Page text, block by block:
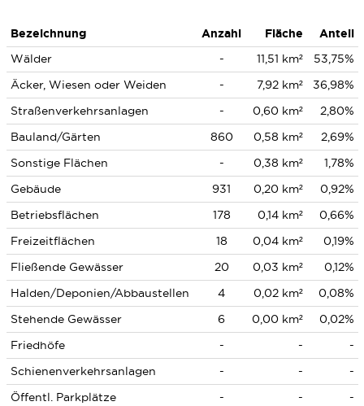
Bezeichnung Anzahl Fläche
Anteil
Wälder
- 11,51 km²
53,75%
Äcker, Wiesen oder Weiden
- 7,92 km²
36,98%
Straßenverkehrsanlagen
- 0,60 km²
2,80%
Bauland/Gärten
860 0,58 km²
2,69%
Sonstige Flächen
- 0,38 km²
1,78%
Gebäude
931 0,20 km²
0,92%
Betriebsflächen
178 0,14 km²
0,66%
Freizeitflächen
18 0,04 km²
0,19%
Fließende Gewässer
20 0,03 km²
0,12%
Halden/Deponien/Abbaustellen
4 0,02 km²
0,08%
Stehende Gewässer
6 0,00 km²
0,02%
Friedhöfe
- -
-
Schienenverkehrsanlagen
- -
-
Öffentl. Parkplätze
- -
-